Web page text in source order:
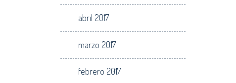
abril 2017
marzo 2017
febrero 2017